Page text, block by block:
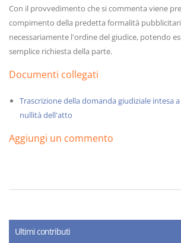
Con il provvedimento che si commenta viene
compimento della predetta formalità
necessariamente l'ordine del giudice, potendo
semplice richiesta della parte.
Documenti collegati
Trascrizione della domanda giudiziale intesa
nullità dell'atto
Aggiungi un commento
Ultimi contributi